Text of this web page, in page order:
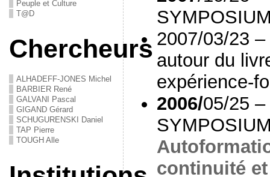
Peuple et Culture
T@D
Chercheurs
ALHADEFF-JONES Michel
BARBIER René
GALVANI Pascal
GIGAND Gérard
SCHUGURENSKI Daniel
TAP Pierre
TOUGH Alle
2007/03/23
autour du
expérience-
2006/05/25
continuité